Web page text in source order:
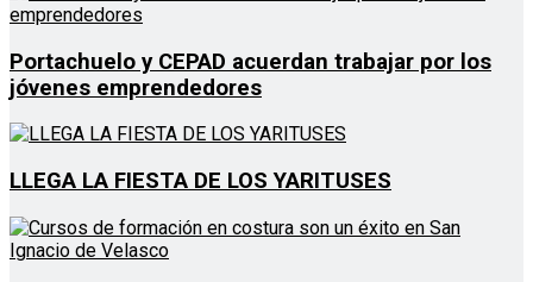
Portachuelo y CEPAD acuerdan trabajar por los
jóvenes emprendedores
LLEGA LA FIESTA DE LOS YARITUSES